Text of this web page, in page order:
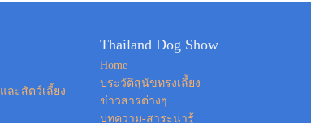
ละสัตว์เลี้ยง
Thailand Dog Show
Home
ประวัติสุนัขทรงเลี้ยง
ข่าวสารต่างๆ
บทความ-สาระน่ารู้